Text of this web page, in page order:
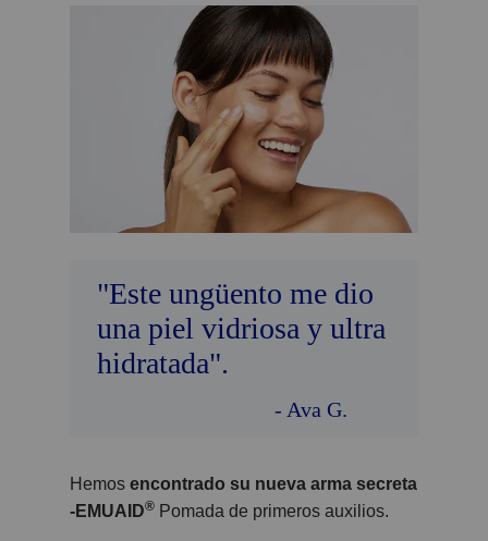
"Este ungüento me dio
una piel vidriosa y ultra
hidratada".
- Ava G.
Hemos encontrado su nueva arma secreta
-EMUAID® Pomada de primeros auxilios.